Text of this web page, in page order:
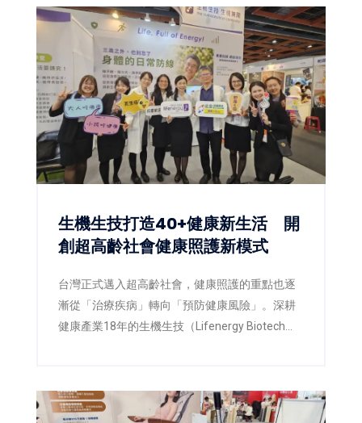
生機生技打造40+健康新生活 開
創超高齡社會健康照護新模式
台灣正式邁入超高齡社會，健康照護的重點也逐
漸從「治療疾病」轉向「預防健康風險」。深耕
健康產業18年的生機生技（Lifenergy Biotech
「2026高齡健康產業博覽會」上，打造兼具專業
衛教、互動體驗與智慧健康概念的展區，希望透